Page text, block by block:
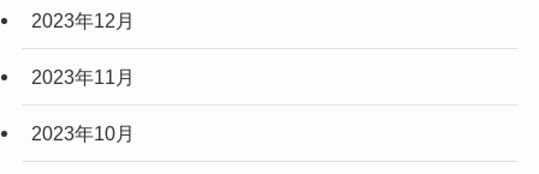
2023年12月
2023年11月
2023年10月